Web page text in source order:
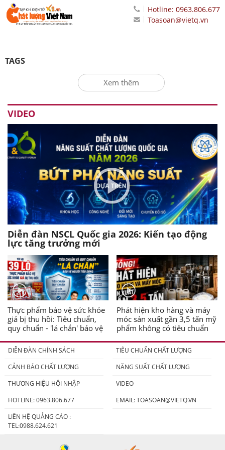
Hotline: 0963.806.677
Toasoan@vietq.vn
TAGS
Xem thêm
VIDEO
Diễn đàn NSCL Quốc gia 2026: Kiến tạo động
lực tăng trưởng mới
Thực phẩm bảo vệ sức khỏe
giả bị thu hồi: Tiêu chuẩn,
quy chuẩn - 'lá chắn' bảo vệ
Phát hiện kho hàng và máy
móc sản xuất gần 3,5 tấn mỹ
phẩm không có tiêu chuẩn
DIỄN ĐÀN CHÍNH SÁCH
TIÊU CHUẨN CHẤT LƯỢNG
CẢNH BÁO CHẤT LƯỢNG
NĂNG SUẤT CHẤT LƯỢNG
THƯƠNG HIỆU HỘI NHẬP
VIDEO
HOTLINE: 0963.806.677
EMAIL:TOASOAN@VIETQ.VN
LIÊN HỆ QUẢNG CÁO :
TEL:0988.624.621